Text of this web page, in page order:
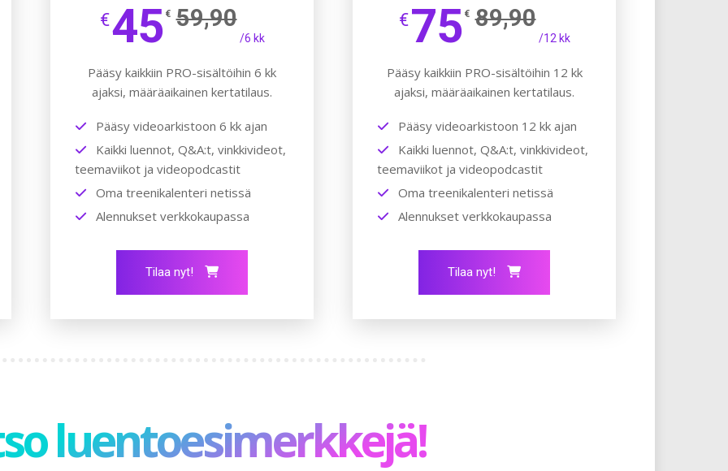
€45 € 59,90
/6 kk
Pääsy kaikkiin PRO-sisältöihin 6 kk
ajaksi, määräaikainen kertatilaus.
Pääsy videoarkistoon 6 kk ajan
Kaikki luennot, Q&A:t, vinkkivideot,
teemaviikot ja videopodcastit
Oma treenikalenteri netissä
Alennukset verkkokaupassa
Tilaa nyt!
€75 € 89,90
/12 kk
Pääsy kaikkiin PRO-sisältöihin 12 kk
ajaksi, määräaikainen kertatilaus.
Pääsy videoarkistoon 12 kk ajan
Kaikki luennot, Q&A:t, vinkkivideot,
teemaviikot ja videopodcastit
Oma treenikalenteri netissä
Alennukset verkkokaupassa
Tilaa nyt!
luentoesimerkkejä!